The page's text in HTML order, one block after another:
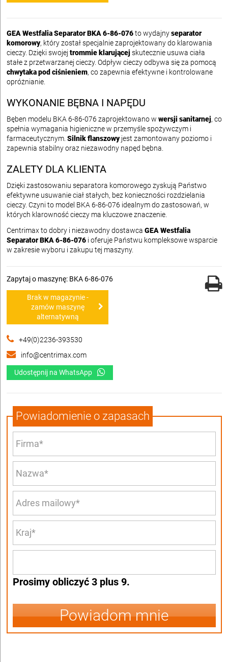
GEA Westfalia Separator BKA 6-86-076to wydajnyseparator
komorowy, który został specjalnie zaprojektowany do klarowania
cieczy. Dzięki swojej trommie klarującejskutecznie usuwa ciała
stałe z przetwarzanej cieczy. Odpływ cieczy odbywa się za pomocą
chwytaka pod ciśnieniem, co zapewnia efektywne i kontrolowane
opróżnianie.
WYKONANIE BĘBNA I NAPĘDU
Bęben modelu BKA 6-86-076 zaprojektowano w wersji sanitarnej, co
spełnia wymagania higieniczne w przemyśle spożywczym i
farmaceutycznym. Silnik flanszowyjest zamontowany poziomo i
zapewnia stabilny oraz niezawodny napęd bębna.
ZALETY DLA KLIENTA
Dzięki zastosowaniu separatora komorowego zyskują Państwo
efektywne usuwanie ciał stałych, bez konieczności rozdzielania
cieczy. Czyni to model BKA 6-86-076 idealnym do zastosowań, w
których klarowność cieczy ma kluczowe znaczenie.
Centrimax to dobry i niezawodny dostawca GEA Westfalia
Separator BKA 6-86-076 i oferuje Państwu kompleksowe wsparcie
w zakresie wyboru i zakupu tej maszyny.
Zapytaj o maszynę: BKA 6-86-076
Brak w magazynie -
zamów maszynę
alternatywną
+49(0)2236-393530
info@centrimax.com
Udostępnij na WhatsApp
Powiadomienie o zapasach
Prosimy obliczyć 3 plus 9.
Powiadom mnie